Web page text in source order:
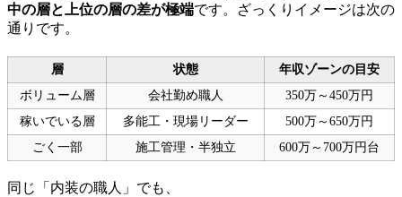
中の層と上位の層の差が極端です。ざっくりイメージは次の
通りです。
層 状態
年収ゾーンの目安
ボリューム層
会社勤め職人
350万～450万円
稼いでいる層
多能工・現場リーダー
500万～650万円
ごく一部
施工管理・半独立 600万～700万円台
同じ「内装の職人」でも、